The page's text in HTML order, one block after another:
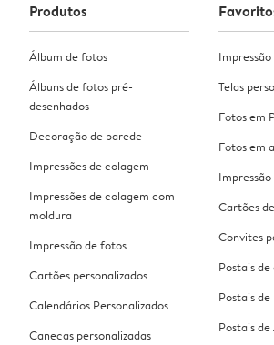
Produtos
Álbum de fotos
Álbuns de fotos pré-
desenhados
Decoração de parede
Impressões de colagem
Impressões de colagem com
moldura
Impressão de fotos
Cartões personalizados
Calendários Personalizados
Canecas personalizadas
Telas
Fotos em
Fotos em
Cartões
Convites
Postais
Postais
Postais